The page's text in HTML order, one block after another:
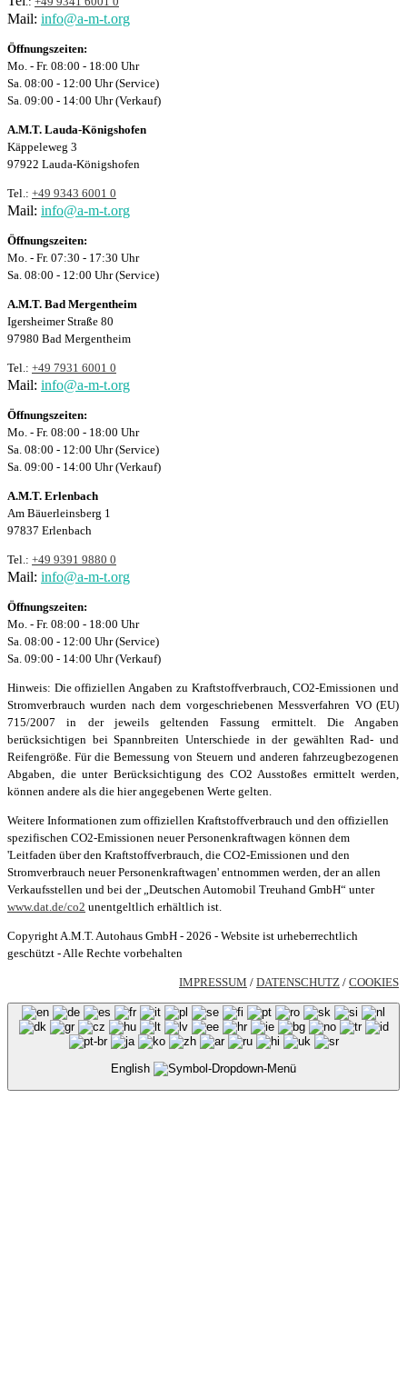
Mail: info@a-m-t.org
Öffnungszeiten:
Mo. - Fr. 08:00 - 18:00 Uhr
Sa. 08:00 - 12:00 Uhr (Service)
Sa. 09:00 - 14:00 Uhr (Verkauf)
A.M.T. Lauda-Königshofen
Käppeleweg 3
97922 Lauda-Königshofen
Tel.: +49 9343 6001 0
Mail: info@a-m-t.org
Öffnungszeiten:
Mo. - Fr. 07:30 - 17:30 Uhr
Sa. 08:00 - 12:00 Uhr (Service)
A.M.T. Bad Mergentheim
Igersheimer Straße 80
97980 Bad Mergentheim
Tel.: +49 7931 6001 0
Mail: info@a-m-t.org
Öffnungszeiten:
Mo. - Fr. 08:00 - 18:00 Uhr
Sa. 08:00 - 12:00 Uhr (Service)
Sa. 09:00 - 14:00 Uhr (Verkauf)
A.M.T. Erlenbach
Am Bäuerleinsberg 1
97837 Erlenbach
Tel.: +49 9391 9880 0
Mail: info@a-m-t.org
Öffnungszeiten:
Mo. - Fr. 08:00 - 18:00 Uhr
Sa. 08:00 - 12:00 Uhr (Service)
Sa. 09:00 - 14:00 Uhr (Verkauf)
Hinweis: Die offiziellen Angaben zu Kraftstoffverbrauch, CO2-Emissionen und
Stromverbrauch wurden nach dem vorgeschriebenen Messverfahren VO (EU)
715/2007 in der jeweils geltenden Fassung ermittelt. Die Angaben
berücksichtigen bei Spannbreiten Unterschiede in der gewählten Rad- und
Reifengröße. Für die Bemessung von Steuern und anderen fahrzeugbezogenen
Abgaben, die unter Berücksichtigung des CO2 Ausstoßes ermittelt werden,
können andere als die hier angegebenen Werte gelten.
Weitere Informationen zum offiziellen Kraftstoffverbrauch und den offiziellen
spezifischen CO2-Emissionen neuer Personenkraftwagen können dem
'Leitfaden über den Kraftstoffverbrauch, die CO2-Emissionen und den
Stromverbrauch neuer Personenkraftwagen' entnommen werden, der an allen
Verkaufsstellen und bei der „Deutschen Automobil Treuhand GmbH“ unter
www.dat.de/co2 unentgeltlich erhältlich ist.
Copyright A.M.T. Autohaus GmbH - 2026 - Website ist urheberrechtlich
geschützt - Alle Rechte vorbehalten
IMPRESSUM / DATENSCHUTZ / COOKIES
English